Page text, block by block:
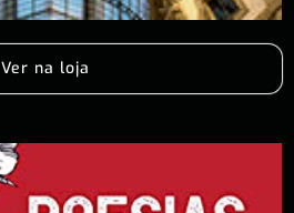
Ver na loja